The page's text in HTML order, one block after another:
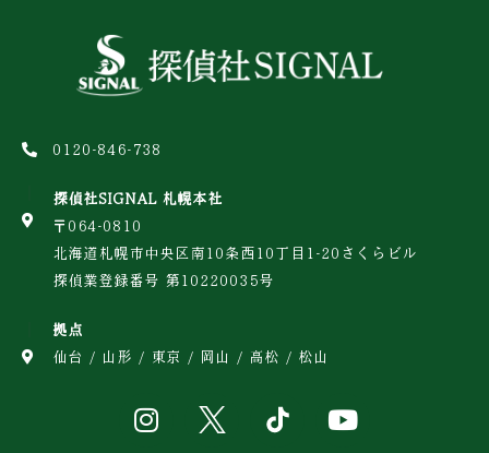
0120-846-738
探偵社SIGNAL 札幌本社
〒064-0810
北海道札幌市中央区南10条西10丁目1-20さくらビル
探偵業登録番号 第10220035号
拠点
仙台 / 山形 / 東京 / 岡山 / 高松 / 松山